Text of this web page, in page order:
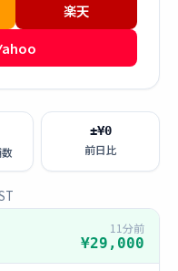
楽天
±¥0
前日比
11分前
¥29,000